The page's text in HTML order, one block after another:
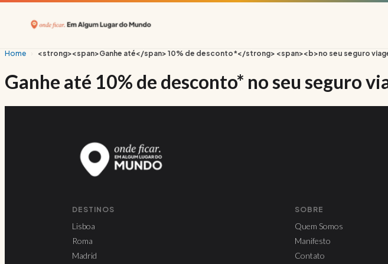
Home <strong><span>Ganhe até</span> 10% de desconto*</strong> <span><b>no seu seguro
Ganhe até 10% de desconto* no seu seguro
DESTINOS
Lisboa
Roma
Madrid
SOBRE
Quem Somos
Manifesto
Contato